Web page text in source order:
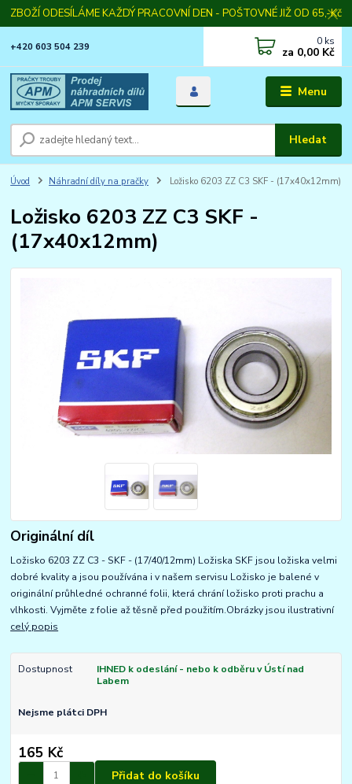
ZBOŽÍ ODESÍLÁME KAŽDÝ PRACOVNÍ DEN - POŠTOVNÉ JIŽ OD 65,-Kč
Menu
Hledat
+420 603 504 239 0 ks
za 0,00 Kč
Úvod Náhradní díly na pračky Ložisko 6203 ZZ C3 SKF - (17x40x12mm)
Ložisko 6203 ZZ C3 SKF -
(17x40x12mm)
Originální díl
Ložisko 6203 ZZ C3 - SKF - (17/40/12mm) Ložiska SKF jsou ložiska velmi
dobré kvality a jsou používána i v našem servisu Ložisko je balené v
originální průhledné ochranné folii, která chrání ložisko proti prachu a
vlhkosti. Vyjměte z folie až těsně před použitím.Obrázky jsou ilustrativní
celý popis
Dostupnost
IHNED k odeslání - nebo k odběru v Ústí nad
Labem
Nejsme plátci DPH
165 Kč
Přidat do košíku